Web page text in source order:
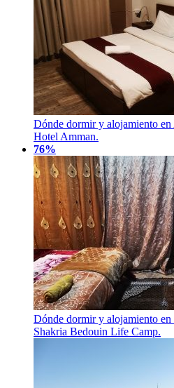
Dónde dormir y alojamiento
Hotel Amman.
76%
Dónde dormir y alojamiento
Shakria Bedouin Life Camp.